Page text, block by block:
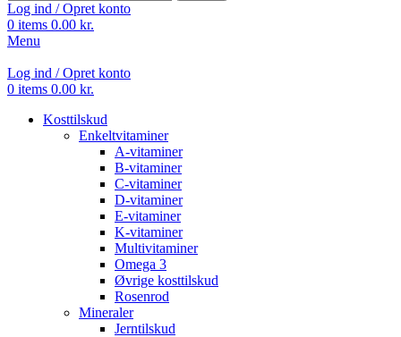
Log ind / Opret konto
0 items 0.00 kr.
Menu
Log ind / Opret konto
0 items 0.00 kr.
Kosttilskud
Enkeltvitaminer
A-vitaminer
B-vitaminer
C-vitaminer
D-vitaminer
E-vitaminer
K-vitaminer
Multivitaminer
Omega 3
Øvrige kosttilskud
Rosenrod
Mineraler
Jerntilskud